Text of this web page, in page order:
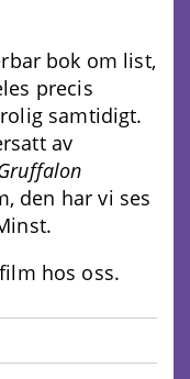
bok om list,
precis
samtidigt.
av
den har vi ses
hos oss.